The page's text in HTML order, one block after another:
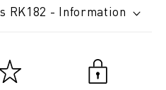
RK182 - Information